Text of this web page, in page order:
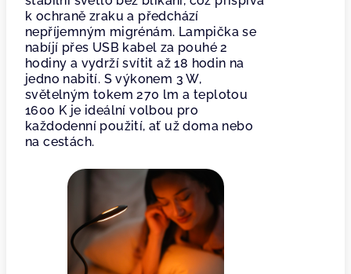
k ochraně zraku a předchází
nepříjemným migrénám. Lampička se
nabíjí přes USB kabel za pouhé 2
hodiny a vydrží svítit až 18 hodin na
jedno nabití. S výkonem 3 W,
světelným tokem 270 lm a teplotou
1600 K je ideální volbou pro
každodenní použití, ať už doma nebo
na cestách.